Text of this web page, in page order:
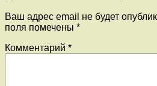
Ваш адрес email не будет
поля помечены *
Комментарий *